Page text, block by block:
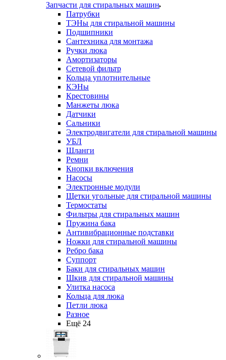
Запчасти для стиральных машин
Патрубки
ТЭНы для стиральной машины
Подшипники
Сантехника для монтажа
Ручки люка
Амортизаторы
Сетевой фильтр
Кольца уплотнительные
КЭНы
Крестовины
Манжеты люка
Датчики
Сальники
Электродвигатели для стиральной машины
УБЛ
Шланги
Ремни
Кнопки включения
Насосы
Электронные модули
Щетки угольные для стиральной машины
Термостаты
Фильтры для стиральных машин
Пружина бака
Антивибрационные подставки
Ножки для стиральной машины
Ребро бака
Суппорт
Баки для стиральных машин
Шкив для стиральной машины
Улитка насоса
Кольца для люка
Петли люка
Разное
Ещё 24